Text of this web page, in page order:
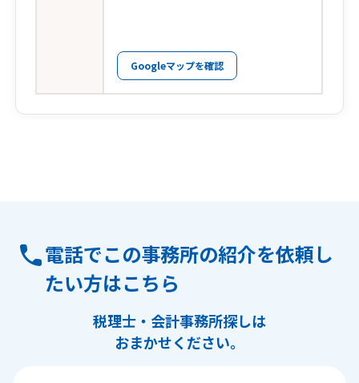
Googleマップを確認
電話でこの事務所の紹介を依頼し
たい方はこちら
税理士・会計事務所探しは
おまかせください。